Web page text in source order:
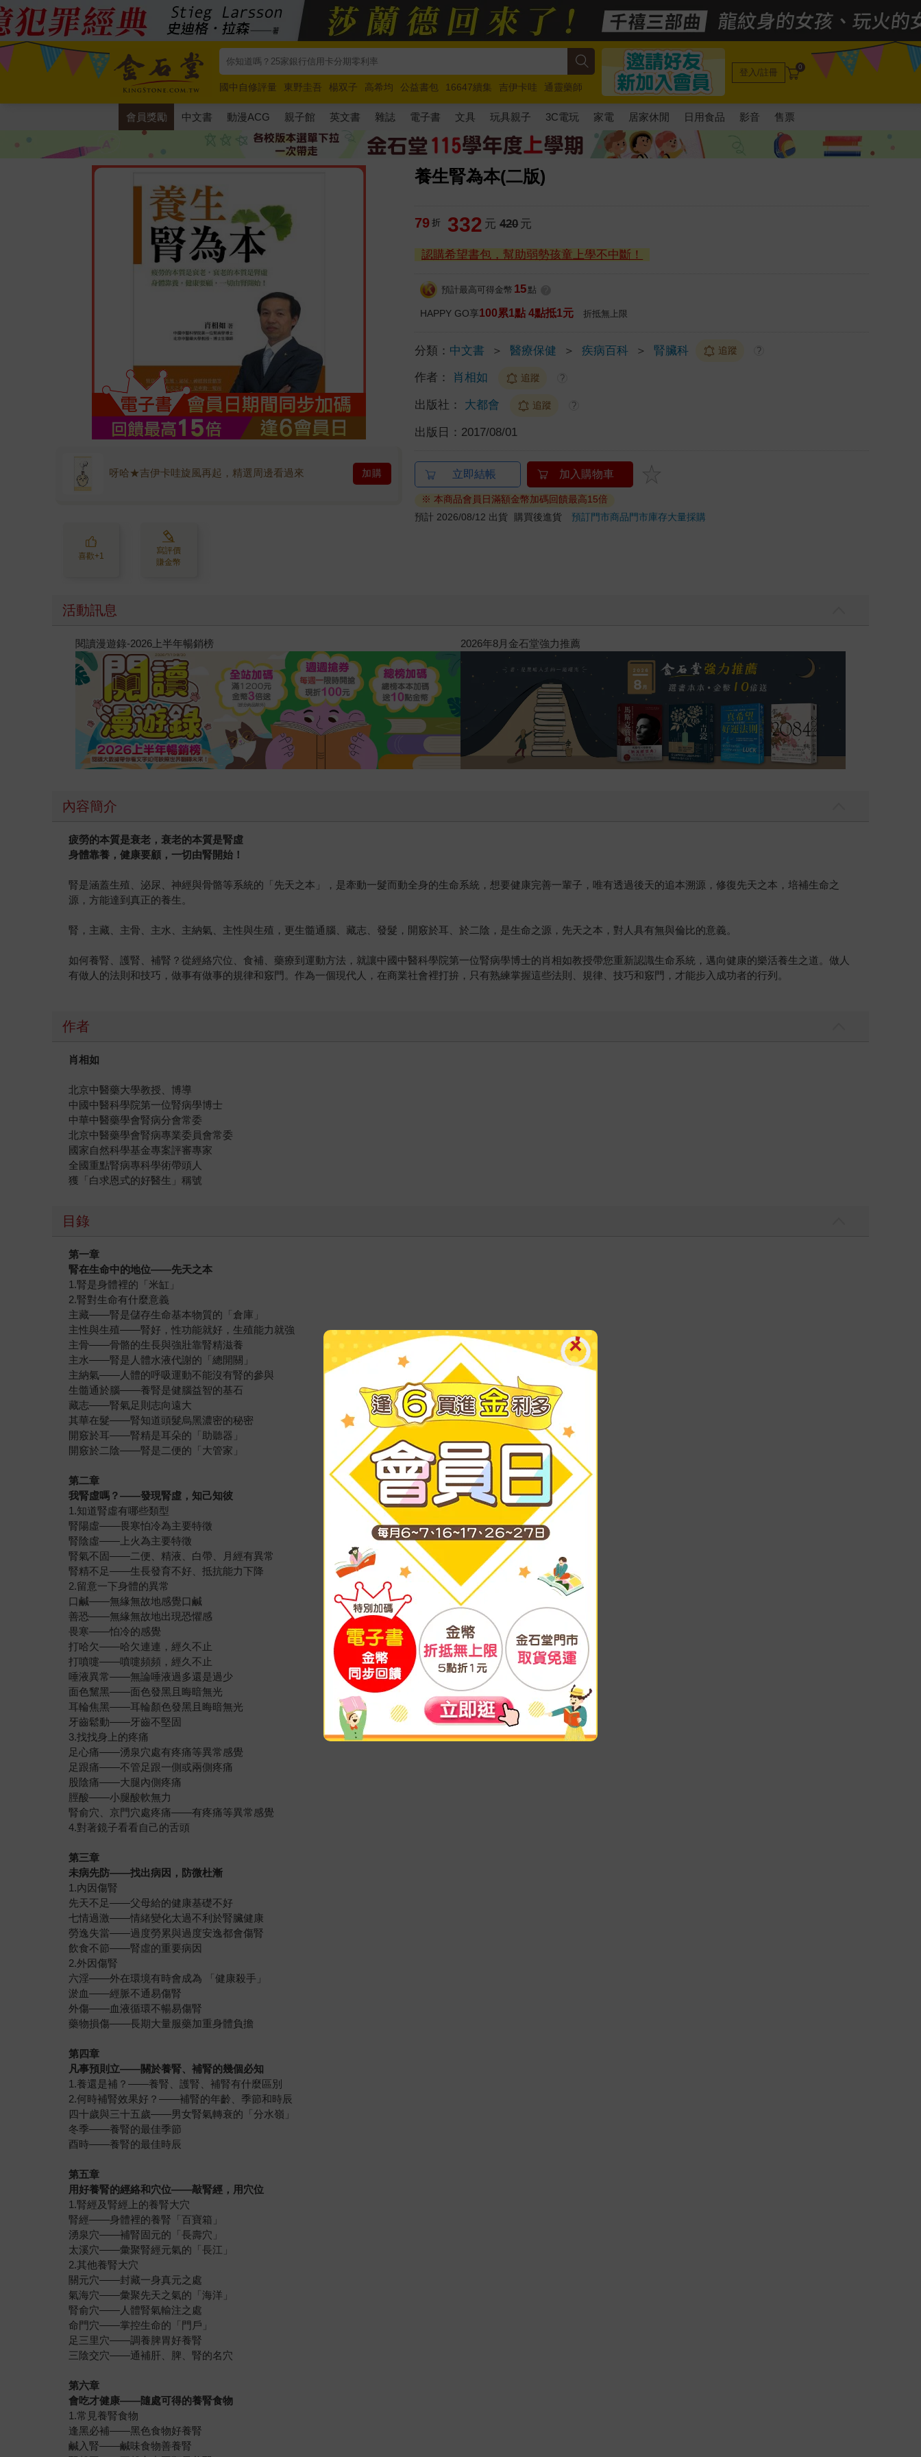
國中自修評量 東野圭吾 楊双子 高希均 公益書包 16647續集 吉伊卡哇
通靈藥師
唯紅花綻放
奧德賽 路邊攤新作 馬斯克 玩具總動員5 超慢跑
登入/註冊 0
會員獎勵 中文書 動漫ACG 親子館 英文書 雜誌 電子書 文具 玩具親子 3C電玩 家電 居家休閒 日用食品 影音 售票
養生腎為本(二版)
呀哈★吉伊卡哇旋風再起，精選周邊看過來 加購
喜歡+1
寫評價
賺金幣
79 折 332 元 420 元
認購希望書包，幫助弱勢孩童上學不中斷！
預計最高可得金幣 15 點
HAPPY GO享100累1點 4點抵1元 折抵無上限
分類： 中文書 ＞ 醫療保健 ＞ 疾病百科 ＞ 腎臟科 追蹤 ?
作者： 肖相如 追蹤 ?
出版社： 大都會 追蹤 ?
出版日： 2017/08/01
立即結帳 加入購物車
※ 本商品會員日滿額金幣加碼回饋最高15倍
預計 2026/08/12 出貨
購買後進貨預訂門市商品門市庫存大量採購
活動訊息
閱讀漫遊錄-2026上半年暢銷榜 2026年8月金石堂強力推薦
內容簡介
疲勞的本質是衰老，衰老的本質是腎虛
身體靠養，健康要顧，一切由腎開始！
腎是涵蓋生殖、泌尿、神經與骨骼等系統的「先天之本」，是牽動一髮而動全身的生命系統，想要健康完善一輩子，唯有透過後天的追本溯源，修復先天之本，培補生命之
源，方能達到真正的養生。
腎，主藏、主骨、主水、主納氣、主性與生殖，更生髓通腦、藏志、發髮，開竅於耳、於二陰，是生命之源，先天之本，對人具有無與倫比的意義。
如何養腎、護腎、補腎？從經絡穴位、食補、藥療到運動方法，就讓中國中醫科學院第一位腎病學博士的肖相如教授帶您重新認識生命系統，邁向健康的樂活養生之道。做人
有做人的法則和技巧，做事有做事的規律和竅門。作為一個現代人，在商業社會裡打拚，只有熟練掌握這些法則、規律、技巧和竅門，才能步入成功者的行列。
作者
肖相如
北京中醫藥大學教授、博導
中國中醫科學院第一位腎病學博士
中華中醫藥學會腎病分會常委
北京中醫藥學會腎病專業委員會常委
國家自然科學基金專案評審專家
全國重點腎病專科學術帶頭人
獲「白求恩式的好醫生」稱號
目錄
第一章
腎在生命中的地位——先天之本
1.腎是身體裡的「米缸」
2.腎對生命有什麼意義
主藏——腎是儲存生命基本物質的「倉庫」
主性與生殖——腎好，性功能就好，生殖能力就強
主骨——骨骼的生長與強壯靠腎精滋養
主水——腎是人體水液代謝的「總開關」
主納氣——人體的呼吸運動不能沒有腎的參與
生髓通於腦——養腎是健腦益智的基石
藏志——腎氣足則志向遠大
其華在髮——腎知道頭髮烏黑濃密的秘密
開竅於耳——腎精是耳朵的「助聽器」
開竅於二陰——腎是二便的「大管家」
第二章
我腎虛嗎？——發現腎虛，知己知彼
1.知道腎虛有哪些類型
腎陽虛——畏寒怕冷為主要特徵
腎陰虛——上火為主要特徵
腎氣不固——二便、精液、白帶、月經有異常
腎精不足——生長發育不好、抵抗能力下降
2.留意一下身體的異常
口鹹——無緣無故地感覺口鹹
善恐——無緣無故地出現恐懼感
畏寒——怕冷的感覺
打哈欠——哈欠連連，經久不止
打噴嚏——噴嚏頻頻，經久不止
唾液異常——無論唾液過多還是過少
面色黧黑——面色發黑且晦暗無光
耳輪焦黑——耳輪顏色發黑且晦暗無光
牙齒鬆動——牙齒不堅固
3.找找身上的疼痛
足心痛——湧泉穴處有疼痛等異常感覺
足跟痛——不管足跟一側或兩側疼痛
股陰痛——大腿內側疼痛
脛酸——小腿酸軟無力
腎俞穴、京門穴處疼痛——有疼痛等異常感覺
4.對著鏡子看看自己的舌頭
第三章
未病先防——找出病因，防微杜漸
1.內因傷腎
先天不足——父母給的健康基礎不好
七情過激——情緒變化太過不利於腎臟健康
勞逸失當——過度勞累與過度安逸都會傷腎
飲食不節——腎虛的重要病因
2.外因傷腎
六淫——外在環境有時會成為 「健康殺手」
淤血——經脈不通易傷腎
外傷——血液循環不暢易傷腎
藥物損傷——長期大量服藥加重身體負擔
第四章
凡事預則立——關於養腎、補腎的幾個必知
1.養還是補？——養腎、護腎、補腎有什麼區別
2.何時補腎效果好？——補腎的年齡、季節和時辰
四十歲與三十五歲——男女腎氣轉衰的「分水嶺」
冬季——養腎的最佳季節
酉時——養腎的最佳時辰
第五章
用好養腎的經絡和穴位——敲腎經，用穴位
1.腎經及腎經上的養腎大穴
腎經——身體裡的養腎「百寶箱」
湧泉穴——補腎固元的「長壽穴」
太溪穴——彙聚腎經元氣的「長江」
2.其他養腎大穴
關元穴——封藏一身真元之處
氣海穴——彙聚先天之氣的「海洋」
腎俞穴——人體腎氣輸注之處
命門穴——掌控生命的「門戶」
足三里穴——調養脾胃好養腎
三陰交穴——通補肝、脾、腎的名穴
第六章
會吃才健康——隨處可得的養腎食物
1.常見養腎食物
逢黑必補——黑色食物好養腎
鹹入腎——鹹味食物善養腎